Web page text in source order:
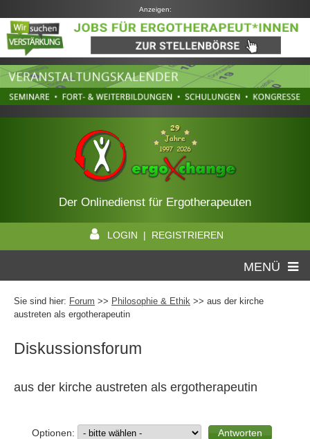
Anzeigen:
Der Onlinedienst für Ergotherapeuten
LOGIN | REGISTRIEREN
MENÜ
Sie sind hier: Forum >> Philosophie & Ethik >> aus der kirche
austreten als ergotherapeutin
Diskussionsforum
aus der kirche austreten als ergotherapeutin
Optionen: